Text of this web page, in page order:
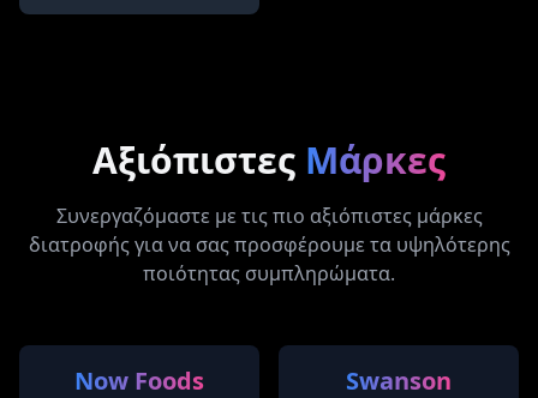
Αξιόπιστες Μάρκες
Συνεργαζόμαστε με τις πιο αξιόπιστες μάρκες
διατροφής για να σας προσφέρουμε τα υψηλότερης
ποιότητας συμπληρώματα.
Now Foods Swanson